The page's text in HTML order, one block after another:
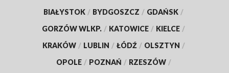
BIAŁYSTOK / BYDGOSZCZ / GDAŃSK /
GORZÓW WLKP. / KATOWICE / KIELCE /
KRAKÓW / LUBLIN / ŁÓDŹ / OLSZTYN /
OPOLE / POZNAŃ / RZESZÓW /